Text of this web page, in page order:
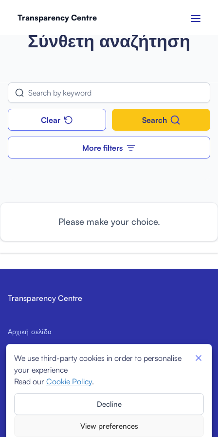
We use third-party cookies in order to personalise
your experience
Read our Cookie Policy.
Decline
View preferences
Transparency Centre
Σύνθετη αναζήτηση
Clear Search
More filters
Please make your choice.
Transparency Centre
Αρχική σελίδα
Εισαγωγή στον Κώδικα
Δυνητικοί υπογράφοντες
Διαρθρωτικοί δείκτες